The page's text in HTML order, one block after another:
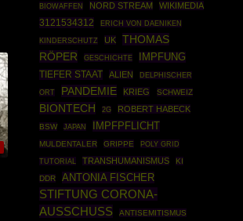
BIOWAFFEN
NORD STREAM WIKIMEDIA
3121534312 ERICH VON DAENIKEN
KINDERSCHUTZ UK
THOMAS
RÖPER
GESCHICHTE
IMPFUNG
TIEFER STAAT
ALIEN DELPHISCHER
ORT PANDEMIE KRIEG SCHWEIZ
BIONTECH 2G ROBERT HABECK
BSW JAPAN IMPFPFLICHT
MULDENTALER GRIPPE
POLY GRID
TUTORIAL
TRANSHUMANISMUS
KI
DDR
ANTONIA FISCHER
STIFTUNG CORONA-
AUSSCHUSS
ANTISEMITISMUS